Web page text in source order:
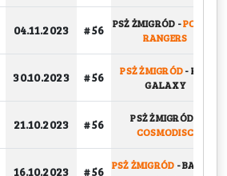
04.11.2023 # 56 PSŻ ŻMIGRÓD -POWER
RANGERS
30.10.2023 # 56 PSŻ ŻMIGRÓD-KFV
GALAXY
21.10.2023 # 56 PSŻ ŻMIGRÓD
COSMODISC
16.10.2023 # 56 PSŻ ŻMIGRÓD -BASKET